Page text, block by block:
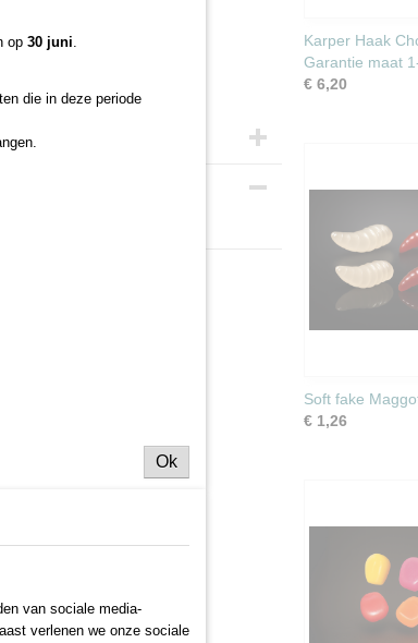
Karper Haak
Garantie maat
€ 6,20
Soft fake
€ 1,26
op 30 juni.
die in deze periode
Ok
van sociale media-
verlenen we onze sociale